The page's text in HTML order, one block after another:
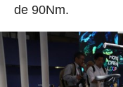
de 90Nm.